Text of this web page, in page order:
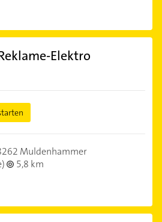
Elektro
Muldenhammer
5,8 km